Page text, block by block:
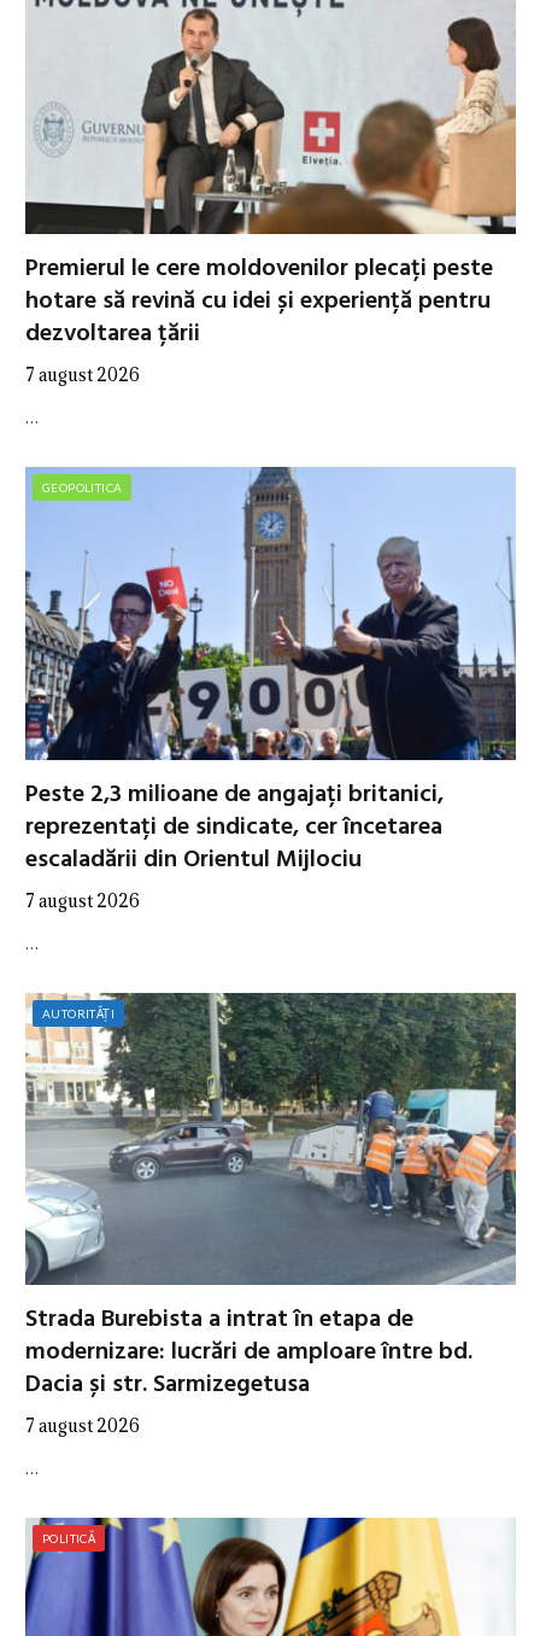
Premierul le cere moldovenilor plecați peste
hotare să revină cu idei și experiență pentru
dezvoltarea țării
7 august 2026
…
GEOPOLITICA
Peste 2,3 milioane de angajați britanici,
reprezentați de sindicate, cer încetarea
escaladării din Orientul Mijlociu
7 august 2026
…
AUTORITĂȚI
Strada Burebista a intrat în etapa de
modernizare: lucrări de amploare între bd.
Dacia și str. Sarmizegetusa
7 august 2026
…
POLITICĂ